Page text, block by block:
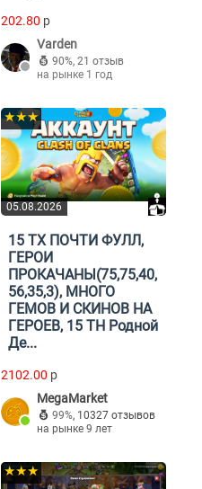
202.80 p
Varden
90%, 21 отзыв
на рынке 1 год
05.08.2026
★★★
15 ТХ ПОЧТИ ФУЛЛ,
ГЕРОИ
ПРОКАЧАНЫ(75,75,40,
56,35,3), МНОГО
ГЕМОВ И СКИНОВ НА
ГЕРОЕВ, 15 TH Родной
Де...
2102.00 p
MegaMarket
99%, 10327 отзывов
на рынке 9 лет
★★★